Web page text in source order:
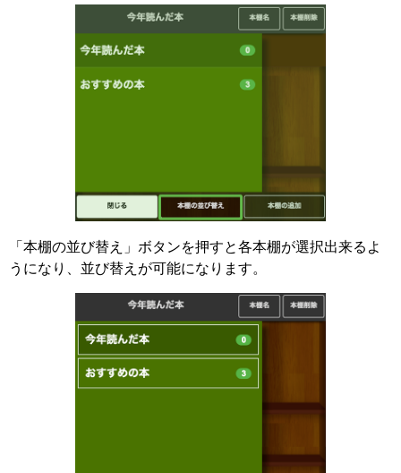
「本棚の並び替え」ボタンを押すと各本棚が選択出来るよ
うになり、並び替えが可能になります。